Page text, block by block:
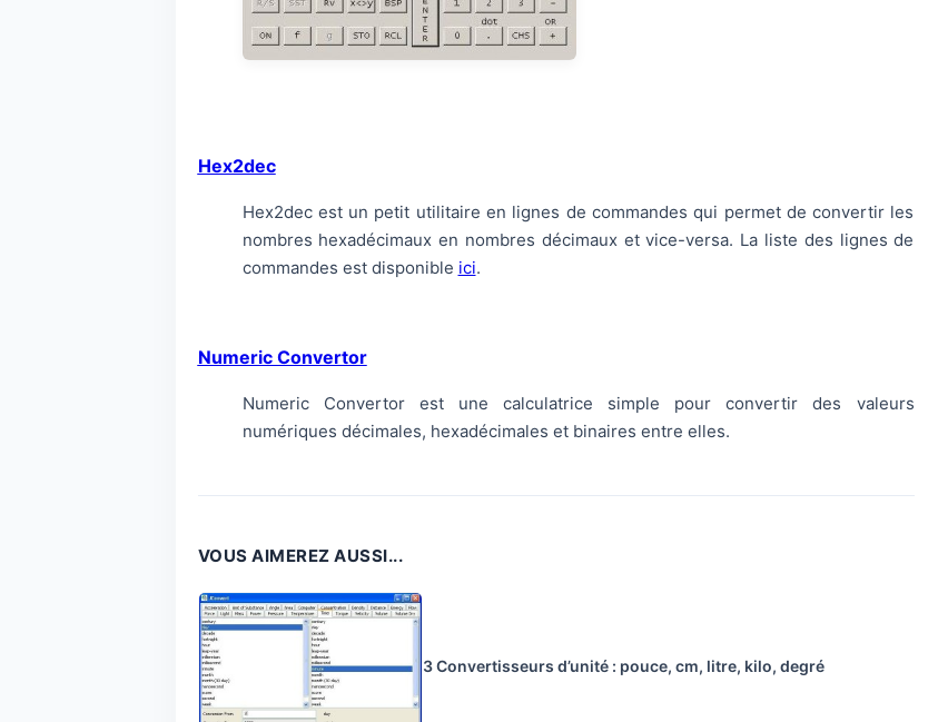
Hex2dec
Hex2dec est un petit utilitaire en lignes de commandes qui permet de convertir les
nombres hexadécimaux en nombres décimaux et vice-versa. La liste des lignes de
commandes est disponible ici.
Numeric Convertor
Numeric Convertor est une calculatrice simple pour convertir des valeurs
numériques décimales, hexadécimales et binaires entre elles.
VOUS AIMEREZ AUSSI...
3 Convertisseurs d’unité : pouce, cm, litre, kilo, degré